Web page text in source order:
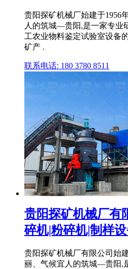
贵阳探矿机械厂始建于1956
人的筑城—贵阳,是一家专业
工农业物料鉴定试验室设备
矿产 .
联系电话: 180 3780 8511
贵阳探矿机械厂有
碎机|粉碎机|制样设
贵阳探矿机械厂有限公司始
丽、气候宜人的筑城—贵阳,